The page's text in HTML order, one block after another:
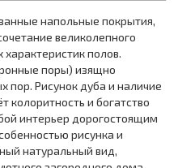
напольные покрытия,
великолепного
полов.
поры) изящно
пор. Рисунок дуба и наличие
и богатство
интерьер дорогостоящим
рисунка и
натуральный вид,